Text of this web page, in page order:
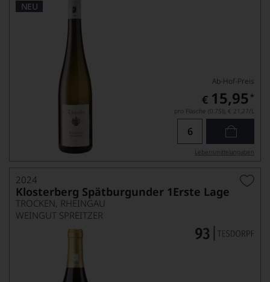
NEU
Ab-Hof-Preis
€ 15,95 *
pro Flasche (0.75l), € 21,27/L
Lebensmittel­angaben
2024
Klosterberg Spätburgunder 1Erste Lage
TROCKEN, RHEINGAU
WEINGUT SPREITZER